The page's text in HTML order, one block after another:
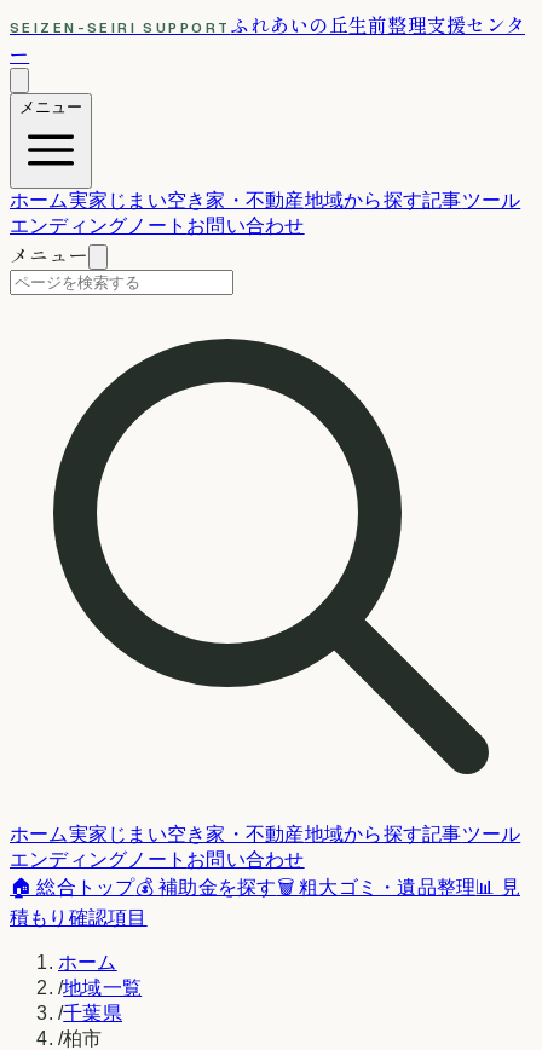
SEIZEN-SEIRI SUPPORT ふれあいの丘生前整理支援センタ
ー
メニュー
ホーム実家じまい空き家・不動産地域から探す記事ツール
エンディングノート お問い合わせ
メニュー
ホーム実家じまい空き家・不動産地域から探す記事ツール
エンディングノート お問い合わせ
🏠 総合トップ💰 補助金を探す🗑️ 粗大ゴミ・遺品整理📊 見
積もり確認項目
ホーム
/地域一覧
/千葉県
/柏市